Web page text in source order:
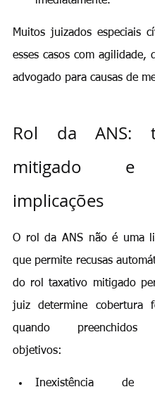
Muitos juizados especiais
esses casos com agilidade,
advogado para causas de
Rol da ANS:
mitigado e
implicações
O rol da ANS não é uma
que permite recusas
do rol taxativo mitigado
juiz determine cobertura
quando preenchidos
objetivos:
Inexistência de